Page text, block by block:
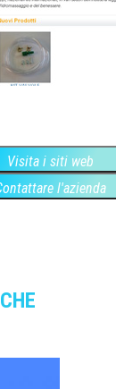
Visita i siti web
l'azienda